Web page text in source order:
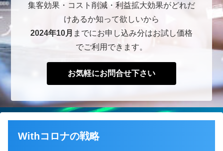
集客効果・コスト削減・利益拡大効果がどれだ
けあるか知って欲しいから
2024年10月 までにお申し込み分はお試し価格
でご利用できます。
お気軽にお問合せ下さい
Withコロナの戦略